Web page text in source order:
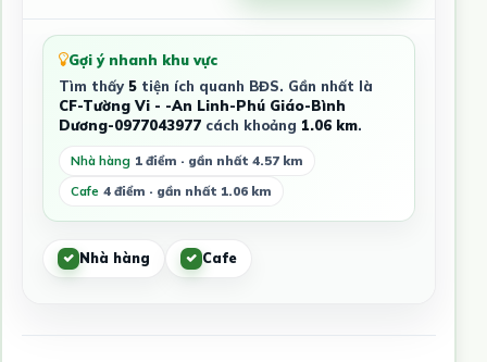
Gợi ý nhanh khu vực
Tìm thấy 5tiện ích quanh BĐS. Gần nhất là
CF-Tường Vi - -An Linh-Phú Giáo-Bình
Dương-0977043977cách khoảng 1.06 km.
Nhà hàng 1 điểm · gần nhất 4.57 km
Cafe 4 điểm · gần nhất 1.06 km
Nhà hàng Cafe